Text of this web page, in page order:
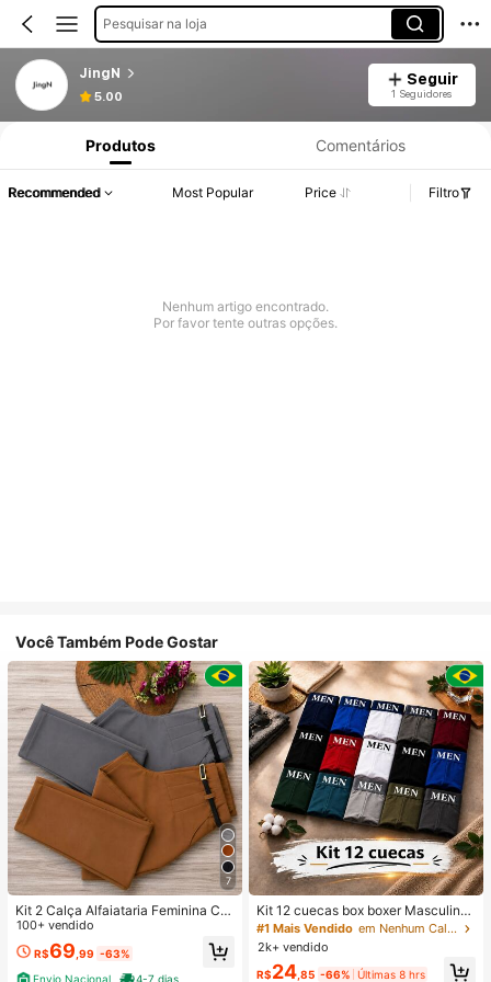
Pesquisar na loja
JingN
5.00
Seguir
1 Seguidores
Produtos Comentários
Recommended Most Popular Price Filtro
Nenhum artigo encontrado.
Por favor tente outras opções.
Você Também Pode Gostar
7
Kit 2 Calça Alfaiataria Feminina Co
m Cinto
100+ vendido
R$69 ,99 -63%
Envio Nacional
4-7 dias
Kit 12 cuecas box boxer Masculinas
Premium Microfibra Confort Boxer o
u 4
#1 Mais Vendido
em Nenhum Calções de banho masculinos
2k+ vendido
R$24 ,85 -66% Últimas 8 hrs